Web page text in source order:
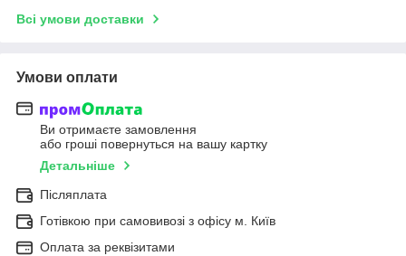
Всі умови доставки
Умови оплати
Ви отримаєте замовлення
або гроші повернуться на вашу картку
Детальніше
Післяплата
Готівкою при самовивозі з офісу м. Київ
Оплата за реквізитами